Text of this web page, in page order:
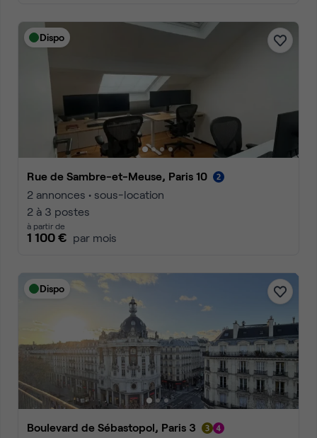
Dispo
Rue de Sambre-et-Meuse, Paris 10
2 annonces • sous-location
2 à 3 postes
à partir de
1 100 € par mois
Dispo
Boulevard de Sébastopol, Paris 3